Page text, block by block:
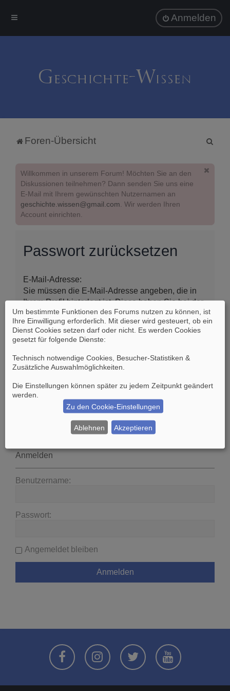
Anmelden
Foren-Übersicht
Willkommen in unserem Forum! Möchten Sie an den
Diskussionen teilnehmen? Dann senden Sie uns eine
E-Mail mit Ihrem gewünschten Nutzernamen an
geschichte.wissen@gmail.com. Wir werden Ihren
Account einrichten.
Passwort zurücksetzen
E-Mail-Adresse:
Sie müssen die E-Mail-Adresse angeben, die in
Ihrem Profil hinterlegt ist. Diese haben Sie bei der
Registrierung angegeben oder nachträglich in
Ihrem persönlichen Bereich geändert.
Suche
Anmelden
Benutzername:
Passwort:
Angemeldet bleiben
Um bestimmte Funktionen des Forums nutzen zu können, ist
Ihre Einwilligung erforderlich. Mit dieser wird gesteuert, ob ein
Dienst Cookies setzen darf oder nicht. Es werden Cookies
gesetzt für folgende Dienste:
Technisch notwendige Cookies, Besucher-Statistiken &
Zusätzliche Auswahlmöglichkeiten
Die Einstellungen können später zu jedem Zeitpunkt geändert
werden.
Zu den Cookie-Einstellungen
Ablehnen Akzeptieren